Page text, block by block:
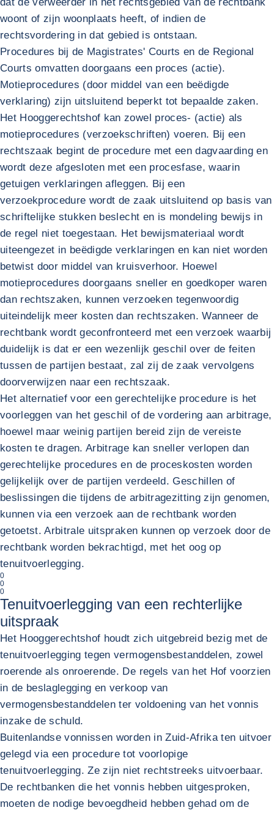
woont of zijn woonplaats heeft, of indien de
rechtsvordering in dat gebied is ontstaan.
Procedures bij de Magistrates' Courts en de Regional
Courts omvatten doorgaans een proces (actie).
Motieprocedures (door middel van een beëdigde
verklaring) zijn uitsluitend beperkt tot bepaalde zaken.
Het Hooggerechtshof kan zowel proces- (actie) als
motieprocedures (verzoekschriften) voeren. Bij een
rechtszaak begint de procedure met een dagvaarding en
wordt deze afgesloten met een procesfase, waarin
getuigen verklaringen afleggen. Bij een
verzoekprocedure wordt de zaak uitsluitend op basis van
schriftelijke stukken beslecht en is mondeling bewijs in
de regel niet toegestaan. Het bewijsmateriaal wordt
uiteengezet in beëdigde verklaringen en kan niet worden
betwist door middel van kruisverhoor. Hoewel
motieprocedures doorgaans sneller en goedkoper waren
dan rechtszaken, kunnen verzoeken tegenwoordig
uiteindelijk meer kosten dan rechtszaken. Wanneer de
rechtbank wordt geconfronteerd met een verzoek waarbij
duidelijk is dat er een wezenlijk geschil over de feiten
tussen de partijen bestaat, zal zij de zaak vervolgens
doorverwijzen naar een rechtszaak.
Het alternatief voor een gerechtelijke procedure is het
voorleggen van het geschil of de vordering aan arbitrage,
hoewel maar weinig partijen bereid zijn de vereiste
kosten te dragen. Arbitrage kan sneller verlopen dan
gerechtelijke procedures en de proceskosten worden
gelijkelijk over de partijen verdeeld. Geschillen of
beslissingen die tijdens de arbitragezitting zijn genomen,
kunnen via een verzoek aan de rechtbank worden
getoetst. Arbitrale uitspraken kunnen op verzoek door de
rechtbank worden bekrachtigd, met het oog op
tenuitvoerlegging.
0
0
0
Tenuitvoerlegging van een rechterlijke
uitspraak
Het Hooggerechtshof houdt zich uitgebreid bezig met de
tenuitvoerlegging tegen vermogensbestanddelen, zowel
roerende als onroerende. De regels van het Hof voorzien
in de beslaglegging en verkoop van
vermogensbestanddelen ter voldoening van het vonnis
inzake de schuld.
Buitenlandse vonnissen worden in Zuid-Afrika ten uitvoer
gelegd via een procedure tot voorlopige
tenuitvoerlegging. Ze zijn niet rechtstreeks uitvoerbaar.
De rechtbanken die het vonnis hebben uitgesproken,
moeten de nodige bevoegdheid hebben gehad om de